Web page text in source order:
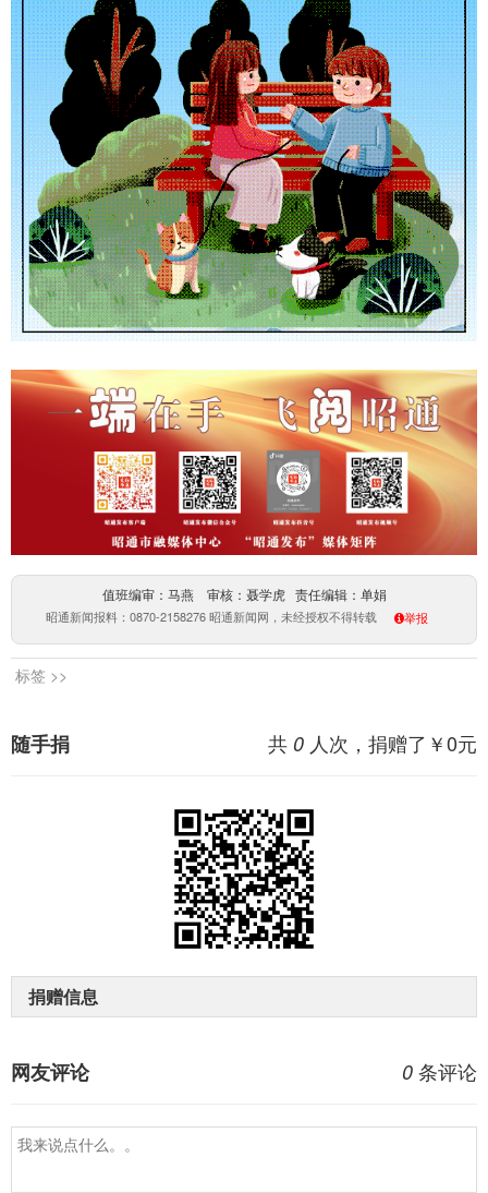
值班编审：马燕 审核：聂学虎 责任编辑：单娟
昭通新闻报料：0870-2158276 昭通新闻网，未经授权不得转载 举报
标签 >>
共 0 人次，捐赠了￥0元
随手捐
捐赠信息
0 条评论
网友评论